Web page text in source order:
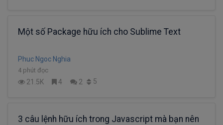
Một số Package hữu ích cho Sublime Text
Phuc Ngoc Nghia
4 phút đọc
21.5K 4 2 5
3 câu lệnh hữu ích trong Javascript mà bạn nên